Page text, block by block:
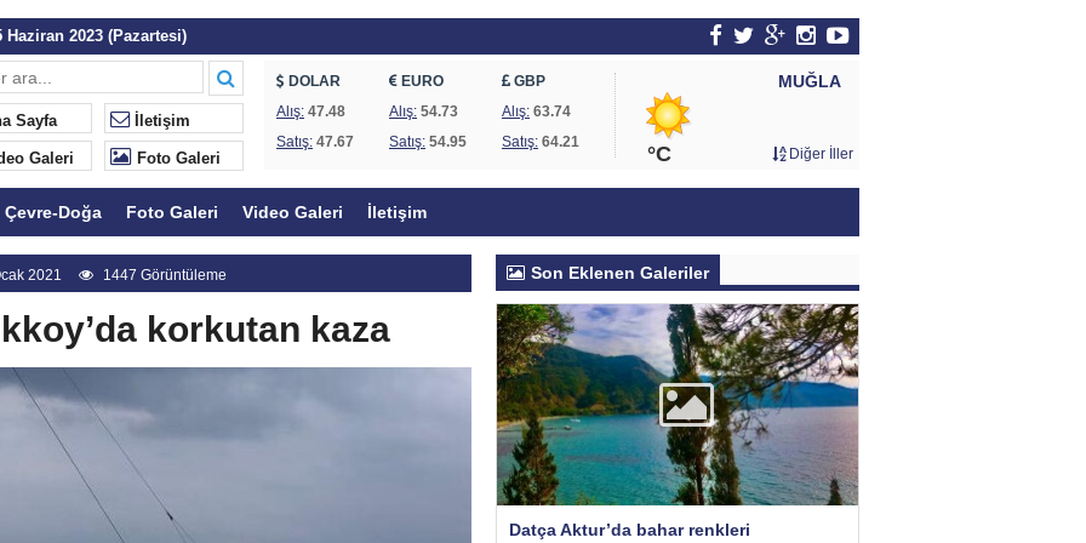
Haziran 2023 (Pazartesi)
Başlıyor
ve Fethiye’de koruma statüsü değişti
Kıyılar halkındır
yanıt
hakkında uyarı
altında!
karşı protesto
Sayfa İletişim
Galeri Foto Galeri
DOLAR
Alış: 47.48
Satış: 47.67
EURO
Alış:54.73
Satış:54.95
GBP
Alış:63.74
Satış:64.21
MUĞLA
°C Diğer İller
Çevre-Doğa Foto Galeri Video Galeri İletişim
2021 1447 Görüntüleme
korkutan kaza
Son Eklenen Galeriler
Datça Aktur’da bahar renkleri